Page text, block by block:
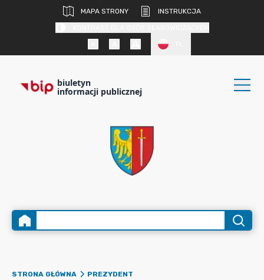
MAPA STRONY
INSTRUKCJA
biuletyn
informacji publicznej
STRONA GŁÓWNA
PREZYDENT